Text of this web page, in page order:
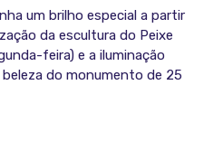
um brilho especial a partir
da escultura do Peixe
feira) e a iluminação
do monumento de 25